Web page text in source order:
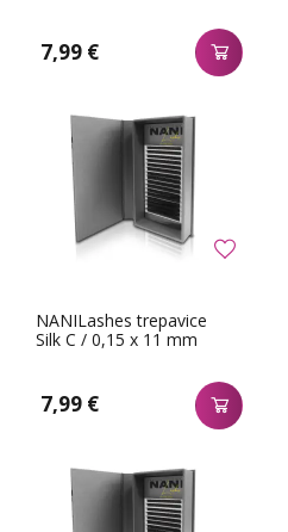
7,99 €
NANILashes trepavice
Silk C / 0,15 x 11 mm
7,99 €